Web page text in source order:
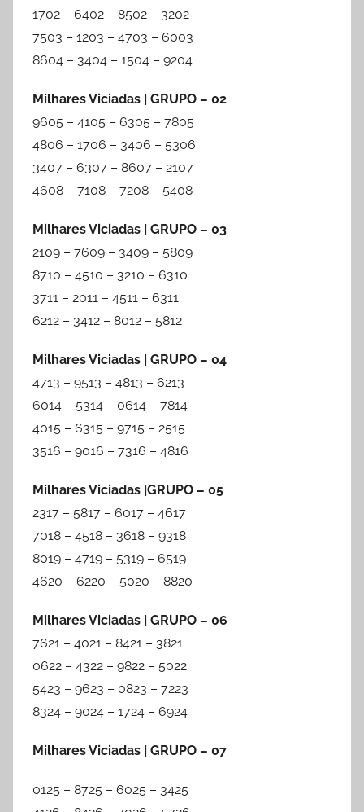
1702 – 6402 – 8502 – 3202
7503 – 1203 – 4703 – 6003
8604 – 3404 – 1504 – 9204
Milhares Viciadas | GRUPO – 02
9605 – 4105 – 6305 – 7805
4806 – 1706 – 3406 – 5306
3407 – 6307 – 8607 – 2107
4608 – 7108 – 7208 – 5408
Milhares Viciadas | GRUPO – 03
2109 – 7609 – 3409 – 5809
8710 – 4510 – 3210 – 6310
3711 – 2011 – 4511 – 6311
6212 – 3412 – 8012 – 5812
Milhares Viciadas | GRUPO – 04
4713 – 9513 – 4813 – 6213
6014 – 5314 – 0614 – 7814
4015 – 6315 – 9715 – 2515
3516 – 9016 – 7316 – 4816
Milhares Viciadas |GRUPO – 05
2317 – 5817 – 6017 – 4617
7018 – 4518 – 3618 – 9318
8019 – 4719 – 5319 – 6519
4620 – 6220 – 5020 – 8820
Milhares Viciadas | GRUPO – 06
7621 – 4021 – 8421 – 3821
0622 – 4322 – 9822 – 5022
5423 – 9623 – 0823 – 7223
8324 – 9024 – 1724 – 6924
Milhares Viciadas | GRUPO – 07
0125 – 8725 – 6025 – 3425